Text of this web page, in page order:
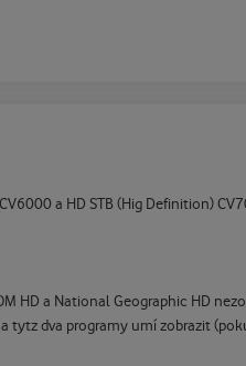
a HD STB (Hig Definition)
HD a National Geographic HD
tytz dva programy umí zobrazit